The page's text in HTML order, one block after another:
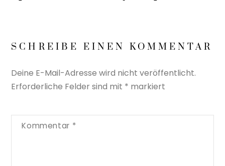
SCHREIBE EINEN KOMMENTAR
Deine E-Mail-Adresse wird nicht veröffentlicht.
Erforderliche Felder sind mit * markiert
Kommentar *